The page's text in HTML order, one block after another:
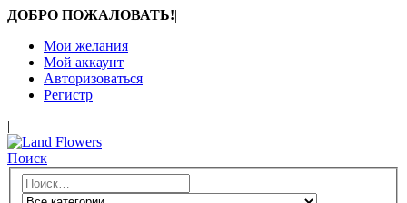
ДОБРО ПОЖАЛОВАТЬ!|
Мои желания
Мой аккаунт
Авторизоваться
Регистр
|
Поиск